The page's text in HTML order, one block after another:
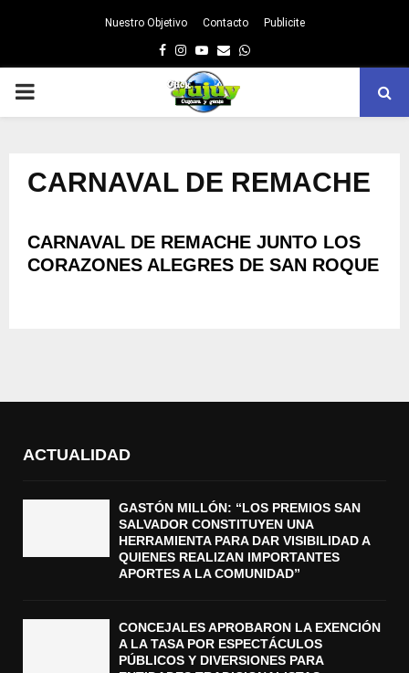
Nuestro Objetivo Contacto Publicite
Facebook
Instagram
Youtube
EmailWhatsapp
PRIMARY
CARNAVAL DE REMACHE
CARNAVAL DE REMACHE JUNTO LOS
CORAZONES ALEGRES DE SAN ROQUE
ACTUALIDAD
GASTÓN MILLÓN: “LOS PREMIOS SAN
SALVADOR CONSTITUYEN UNA
HERRAMIENTA PARA DAR VISIBILIDAD A
QUIENES REALIZAN IMPORTANTES
APORTES A LA COMUNIDAD”
CONCEJALES APROBARON LA EXENCIÓN
A LA TASA POR ESPECTÁCULOS
PÚBLICOS Y DIVERSIONES PARA